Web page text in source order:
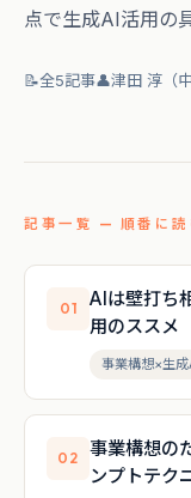
点で生成AI活用の
📝全5記事👤津田 淳（
記事一覧 — 順番に読
01
AIは壁打ち
用のススメ
事業構想×生成
02
事業構想の
ンプトテク